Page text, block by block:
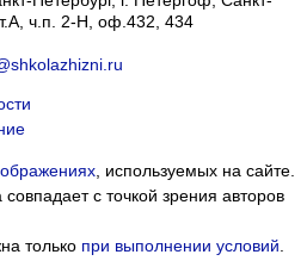
ч.п. 2-Н, оф.432, 434
, используемых на сайте.
с точкой зрения авторов
только при выполнении условий.